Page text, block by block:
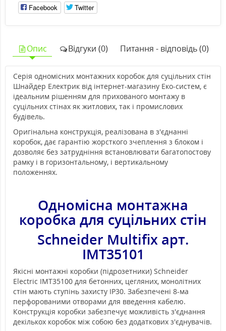
Facebook Twitter
Опис Відгуки (0) Питання - відповідь (0)
Серія одномісних монтажних коробок для суцільних стін
Шнайдер Електрик від інтернет-магазину Еко-систем, є
ідеальним рішенням для прихованого монтажу в
суцільних стінах як житлових, так і промислових
будівель.
Оригінальна конструкція, реалізована в з'єднанні
коробок, дає гарантію жорсткого зчеплення з блоком і
дозволяє без затрудніння встановлювати багатопостову
рамку і в горизонтальному, і вертикальному
положеннях.
Одномісна монтажна
коробка для суцільних стін
Schneider Multifix арт.
IMT35101
Якісні монтажні коробки (підрозетники) Schneider
Electric IMT35100 для бетонних, цегляних, монолітних
стін мають ступінь захисту IP30. Забезпечені 8-ма
перфорованими отворами для введення кабелю.
Конструкція коробки забезпечує можливість з'єднання
декількох коробок між собою без додаткових з'єднувачів.